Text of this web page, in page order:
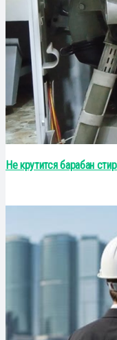
Не крутится барабан